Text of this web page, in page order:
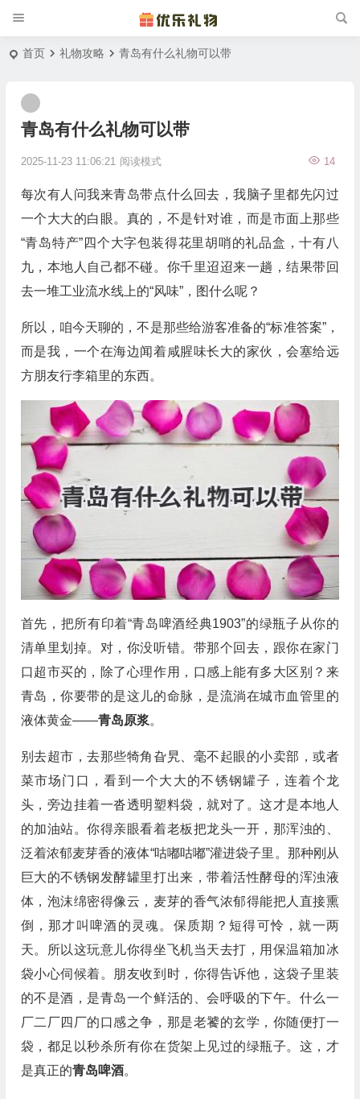
首页 礼物攻略 青岛有什么礼物可以带
青岛有什么礼物可以带
2025-11-23 11:06:21 14
阅读模式
每次有人问我来青岛带点什么回去，我脑子里都先闪过
一个大大的白眼。真的，不是针对谁，而是市面上那些
“青岛特产”四个大字包装得花里胡哨的礼品盒，十有八
九，本地人自己都不碰。你千里迢迢来一趟，结果带回
去一堆工业流水线上的“风味”，图什么呢？
所以，咱今天聊的，不是那些给游客准备的“标准答案”，
而是我，一个在海边闻着咸腥味长大的家伙，会塞给远
方朋友行李箱里的东西。
首先，把所有印着“青岛啤酒经典1903”的绿瓶子从你的
清单里划掉。对，你没听错。带那个回去，跟你在家门
口超市买的，除了心理作用，口感上能有多大区别？来
青岛，你要带的是这儿的命脉，是流淌在城市血管里的
液体黄金——青岛原浆。
别去超市，去那些犄角旮旯、毫不起眼的小卖部，或者
菜市场门口，看到一个大大的不锈钢罐子，连着个龙
头，旁边挂着一沓透明塑料袋，就对了。这才是本地人
的加油站。你得亲眼看着老板把龙头一开，那浑浊的、
泛着浓郁麦芽香的液体“咕嘟咕嘟”灌进袋子里。那种刚从
巨大的不锈钢发酵罐里打出来，带着活性酵母的浑浊液
体，泡沫绵密得像云，麦芽的香气浓郁得能把人直接熏
倒，那才叫啤酒的灵魂。保质期？短得可怜，就一两
天。所以这玩意儿你得坐飞机当天去打，用保温箱加冰
袋小心伺候着。朋友收到时，你得告诉他，这袋子里装
的不是酒，是青岛一个鲜活的、会呼吸的下午。什么一
厂二厂四厂的口感之争，那是老饕的玄学，你随便打一
袋，都足以秒杀所有你在货架上见过的绿瓶子。这，才
是真正的青岛啤酒。